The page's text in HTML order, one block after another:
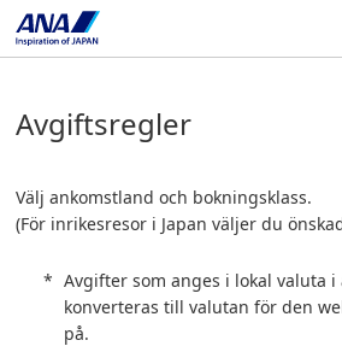
Avgiftsregler
Välj ankomstland och bokningsklass.
(För inrikesresor i Japan väljer du
Avgifter som anges i lokal valuta
konverteras till valutan för den
på.